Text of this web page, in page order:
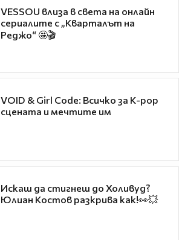
VESSOU влиза в света на онлайн
сериалите с „Кварталът на
Реджо“ 🤩🎬
VOID & Girl Code: Всичко за K-pop
сцената и мечтите им
Искаш да стигнеш до Холивуд?
Юлиан Костов разкрива как!👀💥